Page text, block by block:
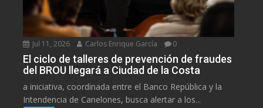
Jul 11, 2026 Carlos Enrique García 0
El ciclo de talleres de prevención de fraudes
del BROU llegará a Ciudad de la Costa
a iniciativa, coordinada entre el Banco República y la
Intendencia de Canelones, busca alertar a los...